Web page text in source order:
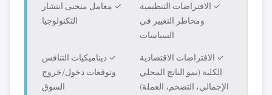
✓ الافتراضات التنظيمية
ومخاطر التغيير في
السياسات
✓ معامل منحنى انتشار
التكنولوجيا
✓ الافتراضات الاقتصادية
الكلية (نمو الناتج المحلي
الإجمالي، التضخم، العملة)
✓ ديناميكيات التنافس
وتوقعات دخول/خروج
السوق